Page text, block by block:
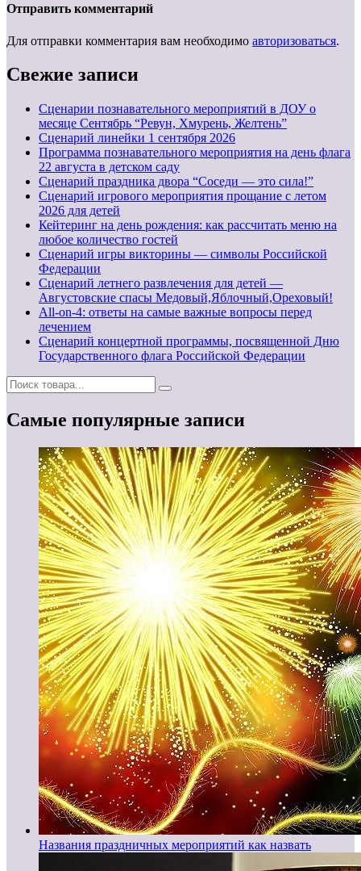
Отправить комментарий
Для отправки комментария вам необходимо авторизоваться.
Свежие записи
Сценарии познавательного мероприятий в ДОУ о
месяце Сентябрь “Ревун, Хмурень, Желтень”
Cценарий линейки 1 сентября 2026
Программа познавательного мероприятия на день флага
22 августа в детском саду
Сценарий праздника двора “Соседи — это сила!”
Сценарий игрового мероприятия прощание с летом
2026 для детей
Кейтеринг на день рождения: как рассчитать меню на
любое количество гостей
Сценарий игры викторины — символы Российской
Федерации
Сценарий летнего развлечения для детей —
Августовские спасы Медовый,Яблочный,Ореховый!
All-on-4: ответы на самые важные вопросы перед
лечением
Сценарий концертной программы, посвященной Дню
Государственного флага Российской Федерации
Самые популярные записи
Названия праздничных мероприятий как назвать